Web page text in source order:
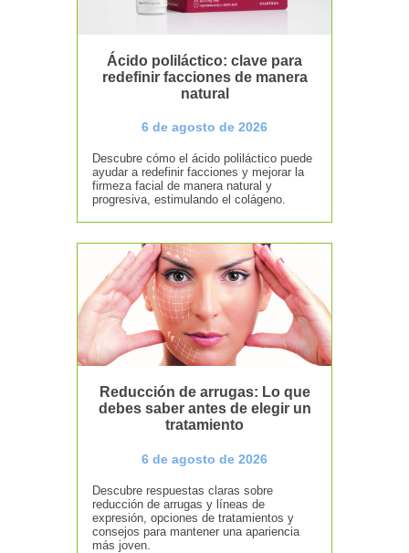
Ácido poliláctico: clave para
redefinir facciones de manera
natural
6 de agosto de 2026
Descubre cómo el ácido poliláctico puede
ayudar a redefinir facciones y mejorar la
firmeza facial de manera natural y
progresiva, estimulando el colágeno.
Reducción de arrugas: Lo que
debes saber antes de elegir un
tratamiento
6 de agosto de 2026
Descubre respuestas claras sobre
reducción de arrugas y líneas de
expresión, opciones de tratamientos y
consejos para mantener una apariencia
más joven.